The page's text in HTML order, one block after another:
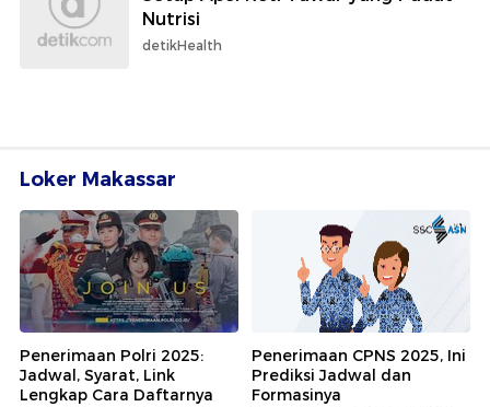
Nutrisi
detikHealth
Loker Makassar
Penerimaan Polri 2025:
Jadwal, Syarat, Link
Lengkap Cara Daftarnya
Penerimaan CPNS 2025, Ini
Prediksi Jadwal dan
Formasinya